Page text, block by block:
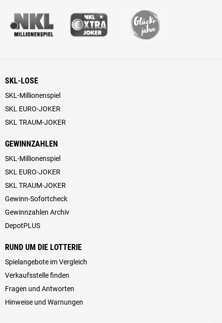
SKL-LOSE
SKL-Millionenspiel
SKL EURO-JOKER
SKL TRAUM-JOKER
GEWINNZAHLEN
SKL-Millionenspiel
SKL EURO-JOKER
SKL TRAUM-JOKER
Gewinn-Sofortcheck
Gewinnzahlen Archiv
DepotPLUS
RUND UM DIE LOTTERIE
Spielangebote im Vergleich
Verkaufsstelle finden
Fragen und Antworten
Hinweise und Warnungen